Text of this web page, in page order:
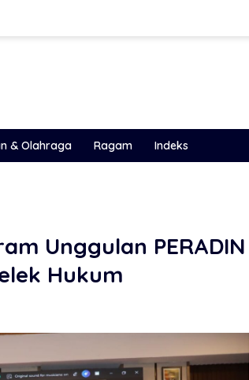
& Olahraga Ragam Indeks
Unggulan PERADIN
Hukum